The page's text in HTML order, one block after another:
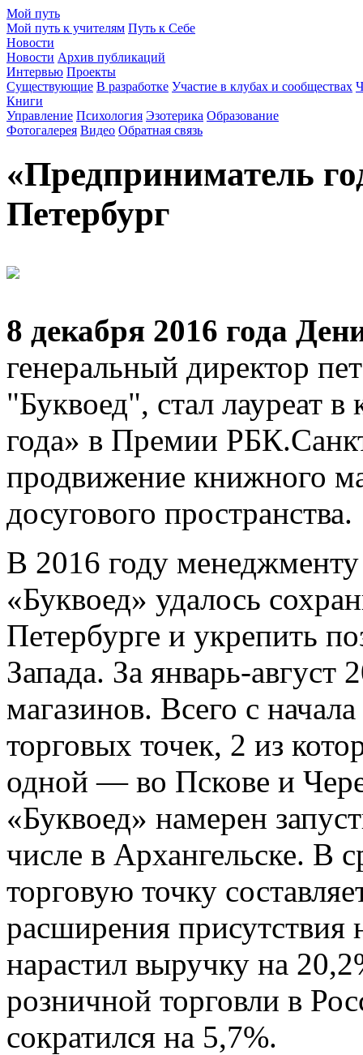
Мой путь
Мой путь к учителям Путь к Себе
Новости
Новости Архив публикаций
Интервью Проекты
Существующие В разработке Участие в клубах и сообществах
Книги
Управление Психология Эзотерика Образование
Фотогалерея Видео Обратная связь
«Предприниматель
Петербург
8 декабря 2016 года
генеральный директор
"Буквоед", стал лауреат в
года» в Премии
продвижение книжного
досугового пространства.
В 2016 году
«Буквоед» удалось
Петербурге и укрепить
Запада. За январь-август
магазинов. Всего с
торговых точек, 2 из
одной—во Пскове и
«Буквоед» намерен
числе в Архангельске. В
торговую точку
расширения присутствия
нарастил выручку на
розничной торговли в
сократился на 5,7%.